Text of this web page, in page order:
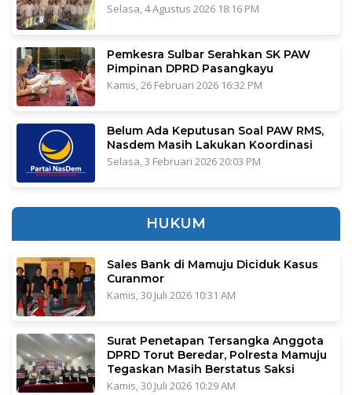
Selasa, 4 Agustus 2026 18:16 PM
Pemkesra Sulbar Serahkan SK PAW
Pimpinan DPRD Pasangkayu
Kamis, 26 Februari 2026 16:32 PM
Belum Ada Keputusan Soal PAW RMS,
Nasdem Masih Lakukan Koordinasi
Selasa, 3 Februari 2026 20:03 PM
HUKUM
Sales Bank di Mamuju Diciduk Kasus
Curanmor
Kamis, 30 Juli 2026 10:31 AM
Surat Penetapan Tersangka Anggota
DPRD Torut Beredar, Polresta Mamuju
Tegaskan Masih Berstatus Saksi
Kamis, 30 Juli 2026 10:29 AM